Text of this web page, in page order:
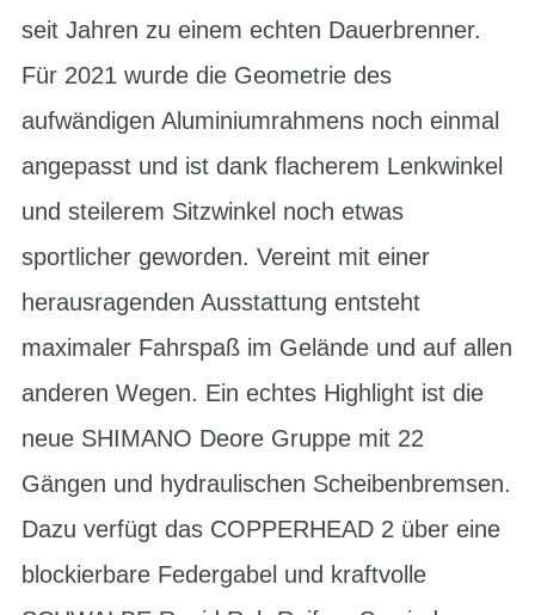
seit Jahren zu einem echten Dauerbrenner.
Für 2021 wurde die Geometrie des
aufwändigen Aluminiumrahmens noch einmal
angepasst und ist dank flacherem Lenkwinkel
und steilerem Sitzwinkel noch etwas
sportlicher geworden. Vereint mit einer
herausragenden Ausstattung entsteht
maximaler Fahrspaß im Gelände und auf allen
anderen Wegen. Ein echtes Highlight ist die
neue SHIMANO Deore Gruppe mit 22
Gängen und hydraulischen Scheibenbremsen.
Dazu verfügt das COPPERHEAD 2 über eine
blockierbare Federgabel und kraftvolle